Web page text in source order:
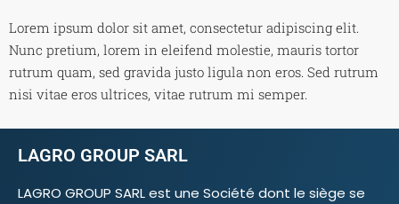
Lorem ipsum dolor sit amet, consectetur adipiscing elit.
Nunc pretium, lorem in eleifend molestie, mauris tortor
rutrum quam, sed gravida justo ligula non eros. Sed rutrum
nisi vitae eros ultrices, vitae rutrum mi semper.
LAGRO GROUP SARL
LAGRO GROUP SARL est une Société dont le siège se